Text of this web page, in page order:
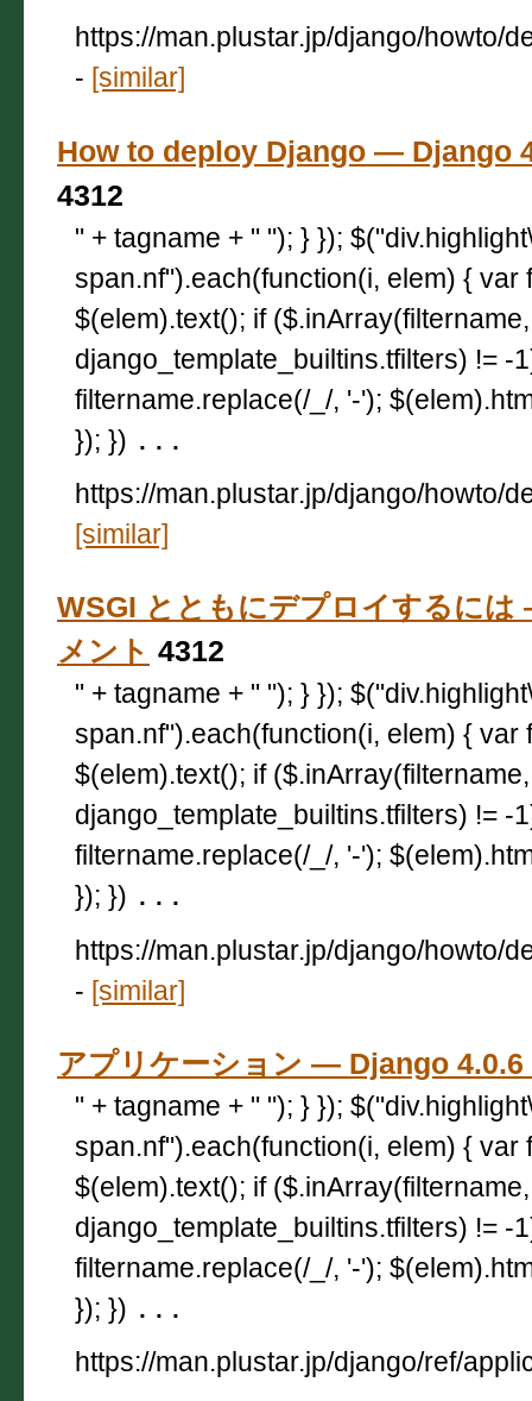
https://man.plustar.jp/django/howto/
- [similar]
How to deploy Django — Django
4312
" + tagname + " "); } });
span.nf").each(function(i, elem) { var
$(elem).text(); if ($.inArray(filtername,
django_template_builtins.tfilters) != -
filtername.replace(/_/, '-');
}); }) ...
https://man.plustar.jp/django/howto/
[similar]
WSGI とともにデプロイするに
メント 4312
" + tagname + " "); } });
span.nf").each(function(i, elem) { var
$(elem).text(); if ($.inArray(filtername,
django_template_builtins.tfilters) != -
filtername.replace(/_/, '-');
}); }) ...
https://man.plustar.jp/django/howto/
- [similar]
アプリケーション — Django 4.0.6
" + tagname + " "); } });
span.nf").each(function(i, elem) { var
$(elem).text(); if ($.inArray(filtername,
django_template_builtins.tfilters) != -
filtername.replace(/_/, '-');
}); }) ...
https://man.plustar.jp/django/ref/